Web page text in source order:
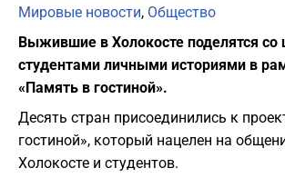
Мировые новости, Общество
Выжившие в Холокосте поделятся
студентами личными историями в
«Память в гостиной».
Десять стран присоединились к
гостиной», который нацелен на
Холокосте и студентов.